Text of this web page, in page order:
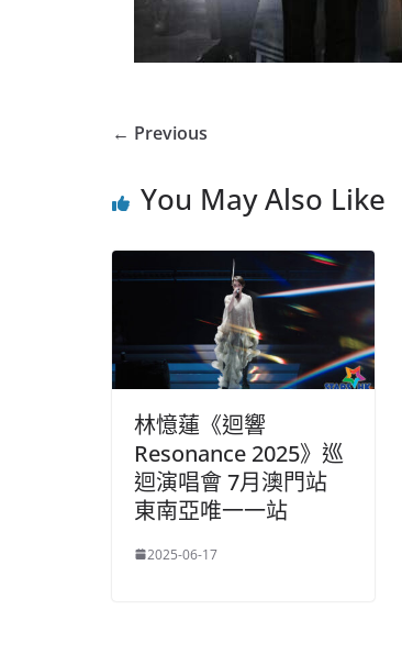
← Previous
You May Also Like
林憶蓮《迴響
Resonance 2025》巡
迴演唱會 7月澳門站
東南亞唯一一站
2025-06-17